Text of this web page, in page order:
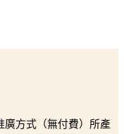
廣方式（無付費）所產